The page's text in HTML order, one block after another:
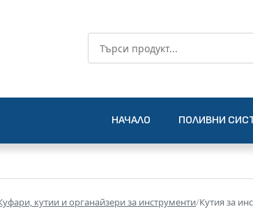
НАЧАЛО ПОЛИВНИ
кутии и органайзери за инструменти/Кутия за